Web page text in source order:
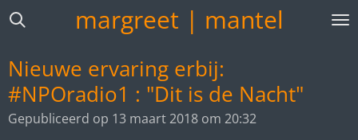
Ga
de
hoofdinhoud
margreet | mantel
Nieuwe ervaring erbij:
#NPOradio1 : "Dit is de Nacht"
Gepubliceerd op 13 maart 2018 om 20:32